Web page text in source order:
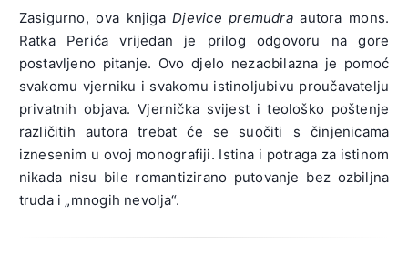
Zasigurno, ova knjigaDjevice premudraautora mons.
Ratka Perića vrijedan je prilog odgovoru na gore
postavljeno pitanje. Ovo djelo nezaobilazna je pomoć
svakomu vjerniku i svakomu istinoljubivu proučavatelju
privatnih objava. Vjernička svijest i teološko poštenje
različitih autora trebat će se suočiti s činjenicama
iznesenim u ovoj monografiji. Istina i potraga za istinom
nikada nisu bile romantizirano putovanje bez ozbiljna
truda i „mnogih nevolja“.